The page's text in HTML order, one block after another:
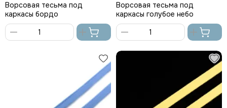
Ворсовая тесьма под
каркасы бордо
корзину
Ворсовая тесьма под
каркасы голубое небо
корзину